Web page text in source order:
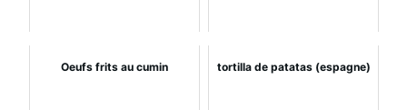
Oeufs frits au cumin tortilla de patatas (espagne)